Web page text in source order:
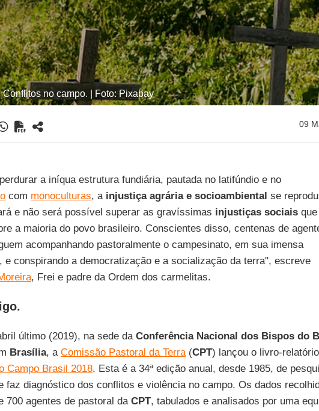
Conflitos no campo. | Foto: Pixabay
09
a iníqua estrutura fundiária, pautada no latifúndio e no
com monoculturas, a injustiça agrária e socioambiental se
e não será possível superar as gravíssimas injustiças sociaisque
a maioria do povo brasileiro. Conscientes disso, centenas de
acompanhando pastoralmente o campesinato, em sua imensa
e conspirando a democratização e a socialização da terra", escreve
, Frei e padre da Ordem dos carmelitas.
último (2019), na sede da Conferência Nacional dos Bispos do
Brasília, a Comissão Pastoral da Terra(CPT) lançou o livro-relatório
Campo Brasil 2018. Esta é a 34ª edição anual, desde 1985, de
faz diagnóstico dos conflitos e violência no campo. Os dados
700 agentes de pastoral da CPT, tabulados e analisados por uma